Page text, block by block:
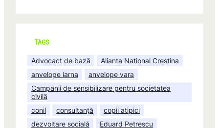
TAGS
Advocact de bază
Alianta National Crestina
anvelope iarna
anvelope vara
Campanii de sensibilizare pentru societatea
civilă
conil
consultanță
copii atipici
dezvoltare socială
Eduard Petrescu